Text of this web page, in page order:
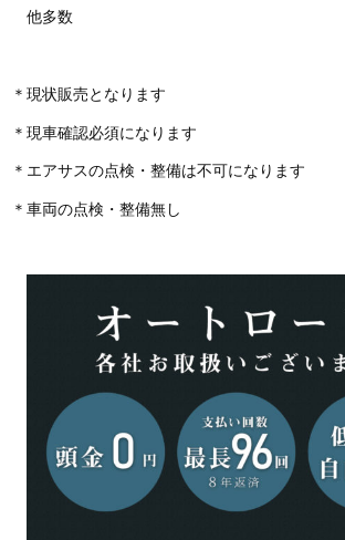
他多数
＊現状販売となります
＊現車確認必須になります
＊エアサスの点検・整備は不可になります
＊車両の点検・整備無し